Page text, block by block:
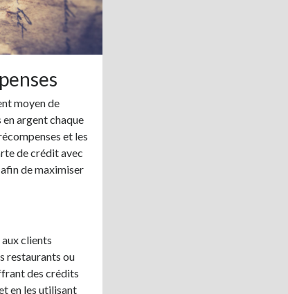
moyen de
argent chaque
et les
de crédit avec
de maximiser
clients
restaurants ou
des crédits
en les utilisant